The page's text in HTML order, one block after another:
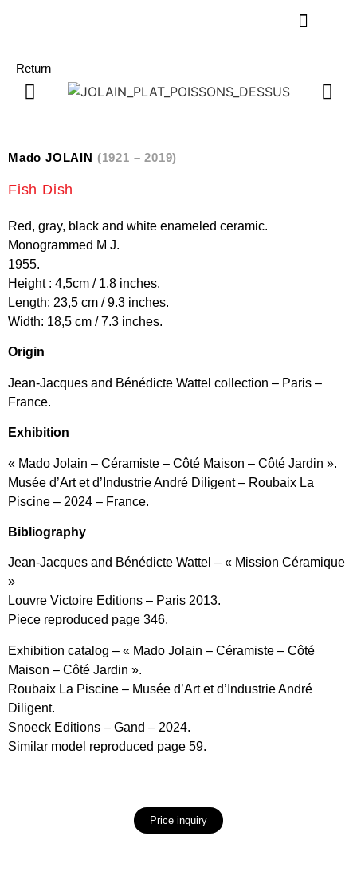
Return
Mado JOLAIN (1921 – 2019)
Fish Dish
Red, gray, black and white enameled ceramic.
Monogrammed M J.
1955.
Height : 4,5cm / 1.8 inches.
Length: 23,5 cm / 9.3 inches.
Width: 18,5 cm / 7.3 inches.
Origin
Jean-Jacques and Bénédicte Wattel collection – Paris –
France.
Exhibition
« Mado Jolain – Céramiste – Côté Maison – Côté Jardin ».
Musée d’Art et d’Industrie André Diligent – Roubaix La
Piscine – 2024 – France.
Bibliography
Jean-Jacques and Bénédicte Wattel – « Mission Céramique
»
Louvre Victoire Editions – Paris 2013.
Piece reproduced page 346.
Exhibition catalog – « Mado Jolain – Céramiste – Côté
Maison – Côté Jardin ».
Roubaix La Piscine – Musée d’Art et d’Industrie André
Diligent.
Snoeck Editions – Gand – 2024.
Similar model reproduced page 59.
Price inquiry